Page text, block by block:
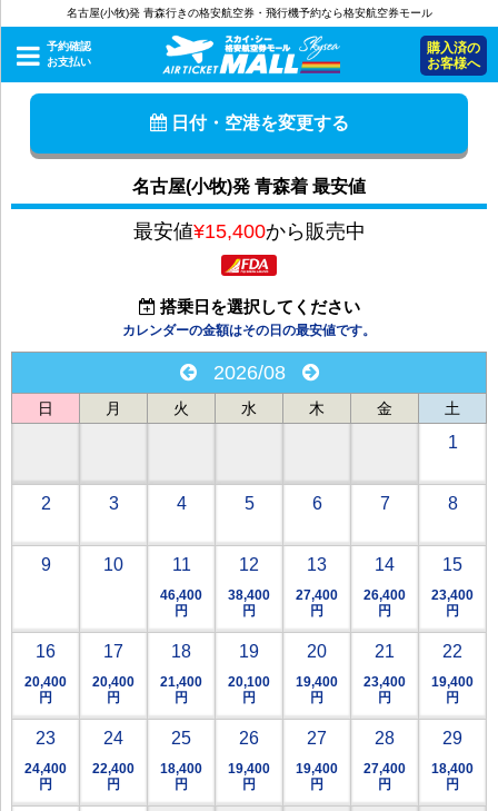
名古屋(小牧)発 青森行きの格安航空券・飛行機予約なら格安航空券モール
予約確認
お支払い
購入済の
お客様へ
日付・空港を変更する
名古屋(小牧)発 青森着 最安値
最安値¥15,400から販売中
搭乗日を選択してください
カレンダーの金額はその日の最安値です。
2026/08
日 月 火 水 木 金 土
1
2 3 4 5 6 7 8
9 10 11
46,400
円
12
38,400
円
13
27,400
円
14
26,400
円
15
23,400
円
16
20,400
円
17
20,400
円
18
21,400
円
19
20,100
円
20
19,400
円
21
23,400
円
22
19,400
円
23
24,400
円
24
22,400
円
25
18,400
円
26
19,400
円
27
19,400
円
28
27,400
円
29
18,400
円